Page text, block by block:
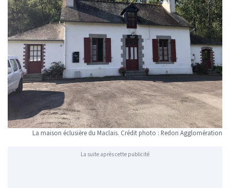
La maison éclusière du Maclais. Crédit photo : Redon Agglomération
La suite après cette publicité